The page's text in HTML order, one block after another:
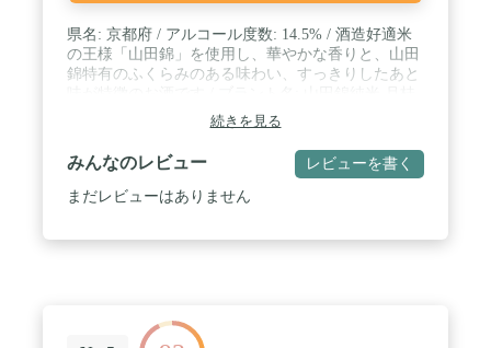
県名: 京都府 / アルコール度数: 14.5% / 酒造好適米
の王様「山田錦」を使用し、華やかな香りと、山田
錦特有のふくらみのある味わい、すっきりしたあと
冠 / メーカー名: 月桂冠続きを見る
みんなのレビュー レビューを書く
まだレビューはありません